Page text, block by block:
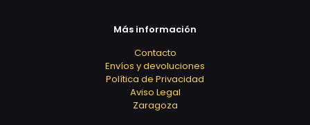
Más información
Contacto
Envíos y devoluciones
Política de Privacidad
Aviso Legal
Zaragoza